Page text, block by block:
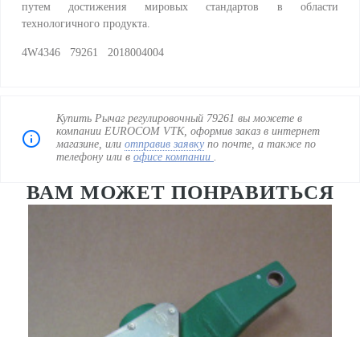
путем достижения мировых стандартов в области
технологичного продукта.
4W4346 79261 2018004004
Купить Рычаг регулировочный 79261 вы можете в
компании EUROCOM VTK, оформив заказ в интернет
магазине, или отправив заявку по почте, а также по
телефону или в офисе компании .
ВАМ МОЖЕТ ПОНРАВИТЬСЯ